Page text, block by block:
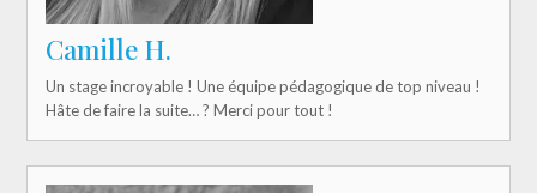
Camille H.
Un stage incroyable ! Une équipe pédagogique de top niveau !
Hâte de faire la suite… ? Merci pour tout !